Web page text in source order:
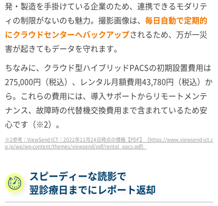
発・製造を手掛けている企業のため、連携できるモダリテ
ィの制限がないのも魅力。撮影画像は、 毎日自動で定期的
にクラウドセンターへバックアップされるため、万が一災
害が起きてもデータを守れます。
ちなみに、クラウド型ハイブリッドPACSの初期設置費用は
275,000円（税込）、レンタル月額費用43,780円（税込）か
ら。これらの費用には、導入サポートからリモートメンテ
ナンス、故障時の代替機交換費用まで含まれているため安
心です（※2）。
※2参考：ViewSend ICT｜2022年11月24日時点の情報【PDF】（https://www.viewsend-ict.c
o.jp/wp/wp-content/themes/viewsend/pdf/rental_pacs.pdf）
スピーディーな読影で
翌診療日までにレポート返却